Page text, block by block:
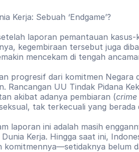
Kerja: Sebuah ‘Endgame’?
laporan pemantauan
kegembiraan tersebut juga
mencekam di tengah
progresif dari komitmen
UU Tindak Pidana
akibat adanya pembiaran (
tak terkecuali yang berada
laporan ini adalah masih
Kerja. Hingga saat ini,
belum